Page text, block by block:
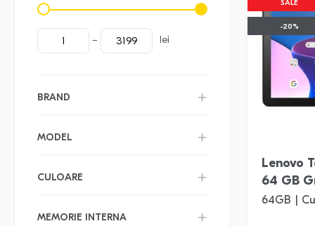
lei
BRAND
MODEL
CULOARE
MEMORIE INTERNA
SALE
-20%
Lenovo
64 GB
64GB |